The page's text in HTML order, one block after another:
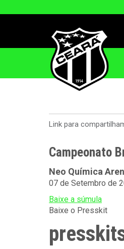
Link para
Campeonato
Neo Química
07 de Setembro de
Baixe a súmula
Baixe o Presskit